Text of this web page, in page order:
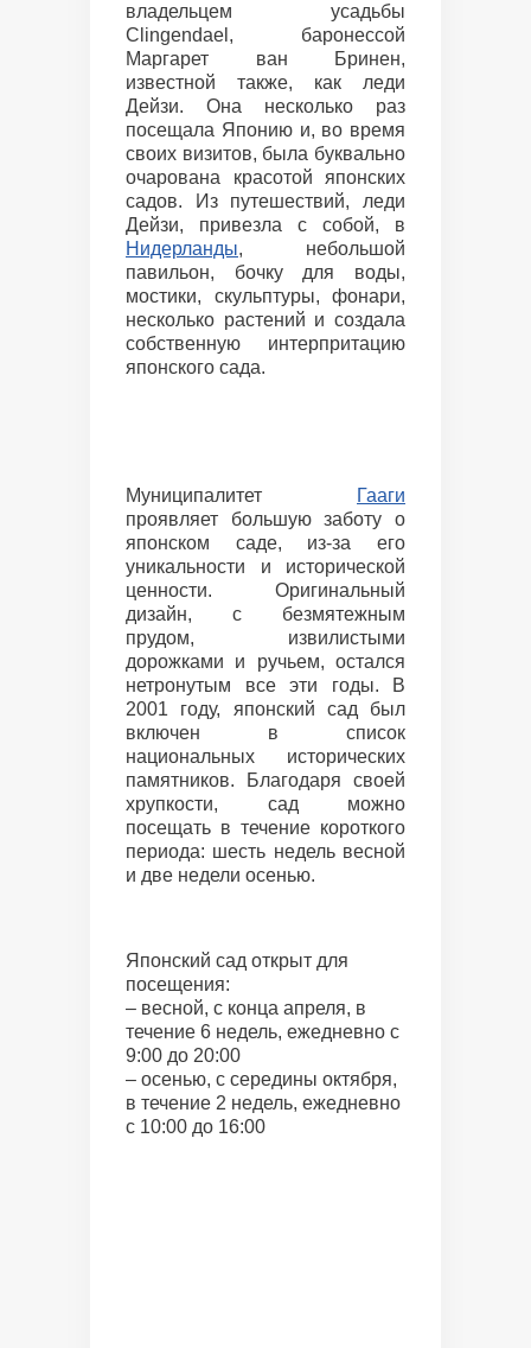
владельцем усадьбы
Clingendael, баронессой
Маргарет ван Бринен,
известной также, как леди
Дейзи. Она несколько раз
посещала Японию и, во время
своих визитов, была буквально
очарована красотой японских
садов. Из путешествий, леди
Дейзи, привезла с собой, в
Нидерланды, небольшой
павильон, бочку для воды,
мостики, скульптуры, фонари,
несколько растений и создала
собственную интерпритацию
японского сада.
Муниципалитет
Гааги
проявляет большую заботу о
японском саде, из-за его
уникальности и исторической
ценности. Оригинальный
дизайн, с безмятежным
прудом, извилистыми
дорожками и ручьем, остался
нетронутым все эти годы. В
2001 году, японский сад был
включен в список
национальных исторических
памятников. Благодаря своей
хрупкости, сад можно
посещать в течение короткого
периода: шесть недель весной
и две недели осенью.
Японский сад открыт для
посещения:
– весной, с конца апреля, в
течение 6 недель, ежедневно с
9:00 до 20:00
– осенью, с середины октября,
в течение 2 недель, ежедневно
с 10:00 до 16:00